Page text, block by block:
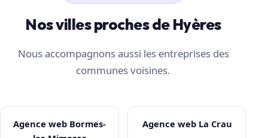
Nos villes proches de Hyères
Nous accompagnons aussi les entreprises des
communes voisines.
Agence web Bormes-
Agence web La Crau